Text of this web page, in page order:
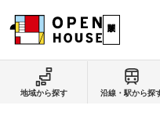
地域から探す 沿線・駅から探